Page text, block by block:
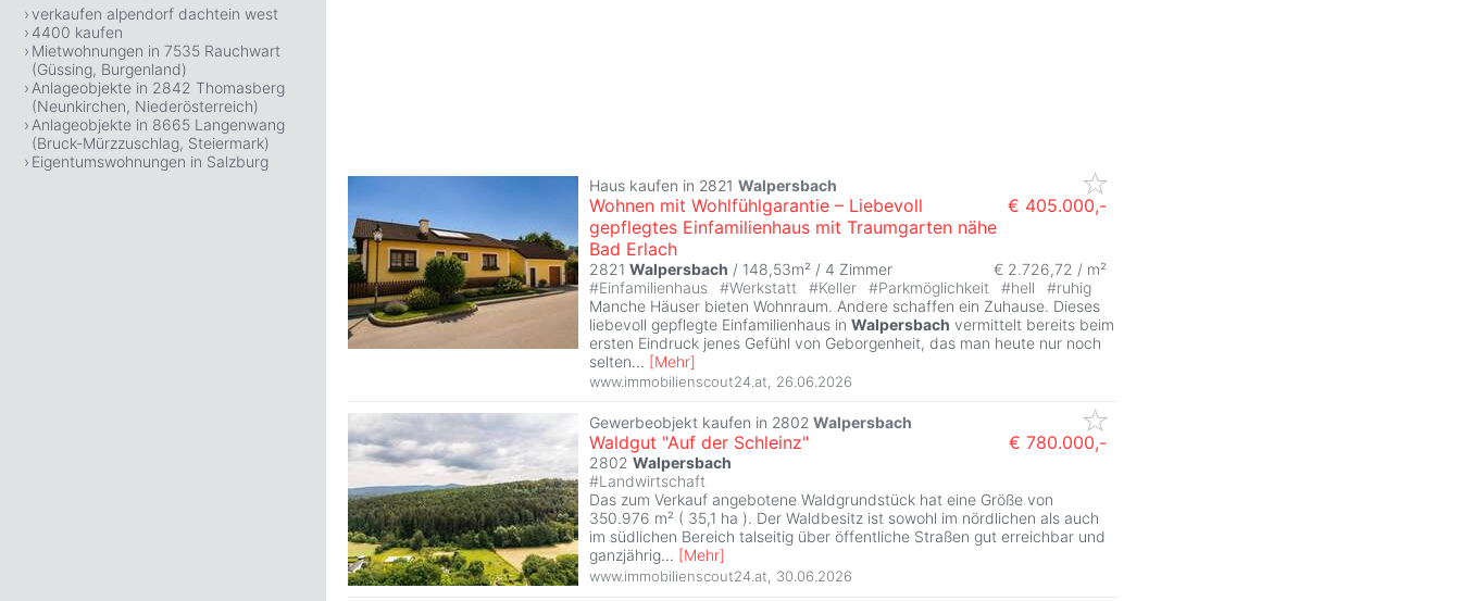
Haus kaufen in 2821 Walpersbach
Wohnen mit Wohlfühlgarantie – Liebevoll
gepflegtes Einfamilienhaus mit Traumgarten nähe
Bad Erlach
€ 405.000,-
2821 Walpersbach / 148,53m² / 4 Zimmer
€ 2.726,72 / m²
#Einfamilienhaus #Werkstatt #Keller #Parkmöglichkeit #hell #ruhig
Manche Häuser bieten Wohnraum. Andere schaffen ein Zuhause. Dieses
liebevoll gepflegte Einfamilienhaus in Walpersbach vermittelt bereits beim
ersten Eindruck jenes Gefühl von Geborgenheit, das man heute nur noch
selten... [Mehr]
www.immobilienscout24.at 26.06.2026
Gewerbeobjekt kaufen in 2802 Walpersbach
Waldgut "Auf der Schleinz" € 780.000,-
2802 Walpersbach
#Landwirtschaft
Das zum Verkauf angebotene Waldgrundstück hat eine Größe von
350.976 m² ( 35,1 ha ). Der Waldbesitz ist sowohl im nördlichen als auch
im südlichen Bereich talseitig über öffentliche Straßen gut erreichbar und
ganzjährig... [Mehr]
www.immobilienscout24.at 30.06.2026
verkaufen alpendorf dachtein west
4400 kaufen
Mietwohnungen in 7535 Rauchwart
(Güssing, Burgenland)
Anlageobjekte in 2842 Thomasberg
(Neunkirchen, Niederösterreich)
Anlageobjekte in 8665 Langenwang
(Bruck-Mürzzuschlag, Steiermark)
Eigentumswohnungen in Salzburg